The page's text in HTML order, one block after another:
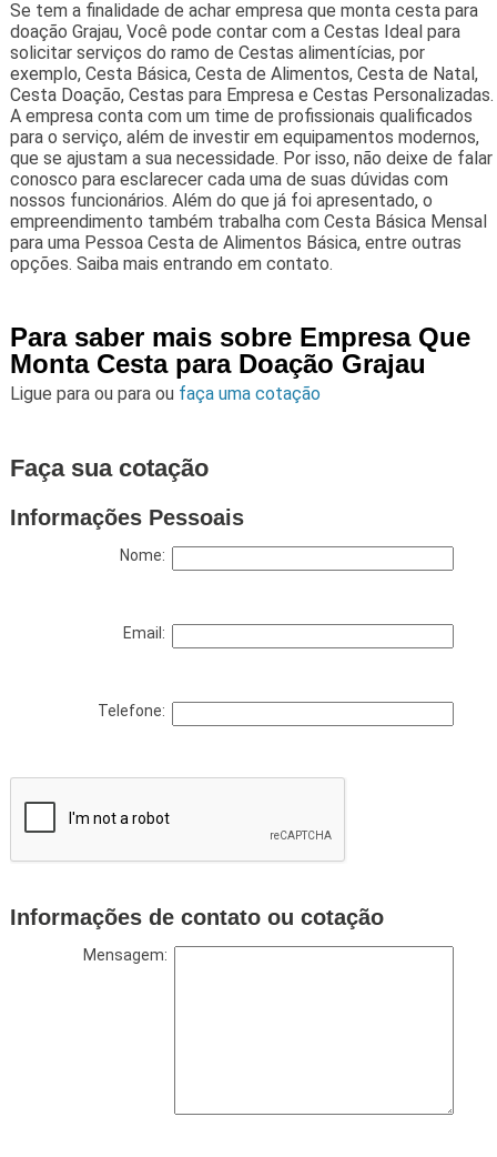
Se tem a finalidade de achar empresa que monta cesta para
doação Grajau, Você pode contar com a Cestas Ideal para
solicitar serviços do ramo de Cestas alimentícias, por
exemplo, Cesta Básica, Cesta de Alimentos, Cesta de Natal,
Cesta Doação, Cestas para Empresa e Cestas Personalizadas.
A empresa conta com um time de profissionais qualificados
para o serviço, além de investir em equipamentos modernos,
que se ajustam a sua necessidade. Por isso, não deixe de falar
conosco para esclarecer cada uma de suas dúvidas com
nossos funcionários. Além do que já foi apresentado, o
empreendimento também trabalha com Cesta Básica Mensal
para uma Pessoa Cesta de Alimentos Básica, entre outras
opções. Saiba mais entrando em contato.
Para saber mais sobre Empresa Que
Monta Cesta para Doação Grajau
Ligue para ou para ou faça uma cotação
Faça sua cotação
Informações Pessoais
Nome:
Email:
Telefone:
Informações de contato ou cotação
Mensagem: